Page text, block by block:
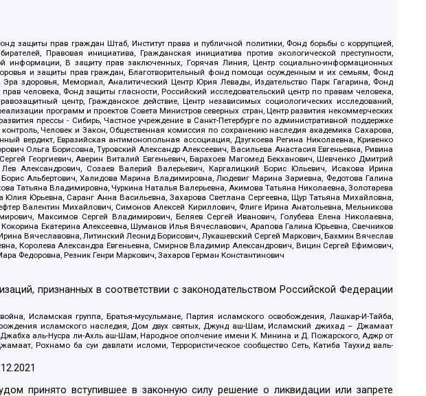
защиты прав граждан Штаб, Институт права и публичной политики, Фонд борьбы с коррупцией,
Правовая инициатива, Гражданская инициатива против экологической преступности,
информации, В защиту прав заключенных, Горячая Линия, Центр социально-информационных
и защиты прав граждан, Благотворительный фонд помощи осужденным и их семьям, Фонд
Эра здоровья, Мемориал, Аналитический Центр Юрия Левады, Издательство Парк Гагарина, Фонд
человека, Фонд защиты гласности, Российский исследовательский центр по правам человека,
центр, Гражданское действие, Центр независимых социологических исследований,
программ и проектов Совета Министров северных стран, Центр развития некоммерческих
прессы - Сибирь, Частное учреждение в Санкт-Петербурге по административной поддержке
Человек и Закон, Общественная комиссия по сохранению наследия академика Сахарова,
вердикт, Евразийская антимонопольная ассоциация, Дзугкоева Регина Николаевна, Кривенко
Ольга Борисовна, Туровский Александр Алексеевич, Васильева Анастасия Евгеньевна, Ривина
Георгиевич, Аверин Виталий Евгеньевич, Барахоев Магомед Бекханович, Шевченко Дмитрий
Александрович, Созаев Валерий Валерьевич, Каргалицкий Борис Юльевич, Исакова Ирина
Альбертович, Халидова Марина Владимировна, Людевиг Марина Зариевна, Федотова Галина
Татьяна Владимировна, Чуркина Наталья Валерьевна, Акимова Татьяна Николаевна, Золотарева
Юрьевна, Саранг Анна Васильевна, Захарова Светлана Сергеевна, Щур Татьяна Михайловна,
Валентин Михайлович, Симонов Алексей Кириллович, Флиге Ирина Анатольевна, Мельникова
Максимов Сергей Владимирович, Беляев Сергей Иванович, Голубева Елена Николаевна,
Екатерина Алексеевна, Шуманов Илья Вячеславович, Арапова Галина Юрьевна, Свечников
Вячеславовна, Литинский Леонид Борисович, Лукашевский Сергей Маркович, Бахмин Вячеслав
Королева Александра Евгеньевна, Смирнов Владимир Александрович, Вицин Сергей Ефимович,
Федоровна, Резник Генри Маркович, Захаров Герман Константинович
признанных в соответствии с законодательством Российской Федерации
Исламская группа, Братья-мусульмане, Партия исламского освобождения, Лашкар-И-Тайба,
исламского наследия, Дом двух святых, Джунд аш-Шам, Исламский джихад – Джамаат
аль-Нусра ли-Ахль аш-Шам, Народное ополчение имени К. Минина и Д. Пожарского, Аджр от
Рохнамо ба суи давлати исломи, Террористическое сообщество Сеть, Катиба Таухид валь-
принято вступившее в законную силу решение о ликвидации или запрете